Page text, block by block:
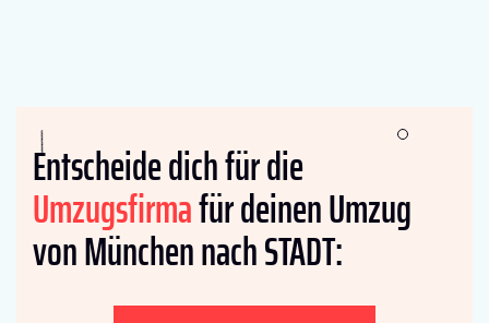
Entscheide dich für die
Umzugsfirmafür deinen Umzug
von München nach STADT: